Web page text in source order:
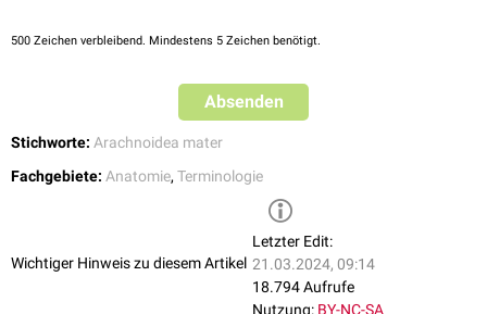
500 Zeichen verbleibend. Mindestens 5 Zeichen benötigt.
Absenden
Stichworte: Arachnoidea mater
Fachgebiete: Anatomie, Terminologie
Wichtiger Hinweis zu diesem Artikel
Letzter Edit:
21.03.2024, 09:14
18.794 Aufrufe
Nutzung: BY-NC-SA